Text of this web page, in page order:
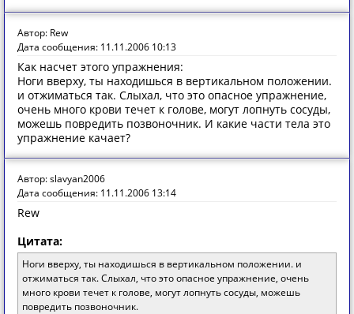
Автор: Rew
Дата сообщения: 11.11.2006 10:13
Как насчет этого упражнения:
Ноги вверху, ты находишься в вертикальном положении.
и отжиматься так. Слыхал, что это опасное упражнение,
очень много крови течет к голове, могут лопнуть сосуды,
можешь повредить позвоночник. И какие части тела это
упражнение качает?
Автор: slavyan2006
Дата сообщения: 11.11.2006 13:14
Rew
Цитата:
Ноги вверху, ты находишься в вертикальном положении. и
отжиматься так. Слыхал, что это опасное упражнение, очень
много крови течет к голове, могут лопнуть сосуды, можешь
повредить позвоночник.